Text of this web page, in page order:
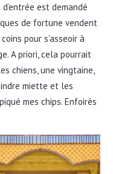
est demandé
de fortune vendent
pour s’asseoir à
A priori, cela pourrait
chiens, une vingtaine,
miette et les
mes chips. Enfoirés